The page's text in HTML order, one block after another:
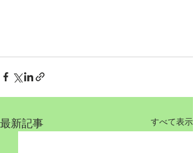
最新記事 すべて表示